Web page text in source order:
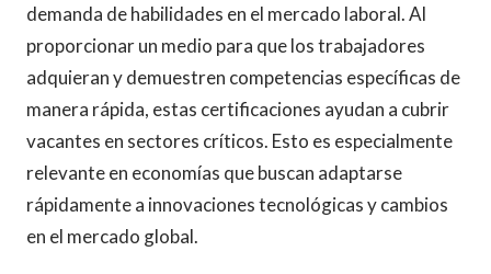
demanda de habilidades en el mercado laboral. Al
proporcionar un medio para que los trabajadores
adquieran y demuestren competencias específicas de
manera rápida, estas certificaciones ayudan a cubrir
vacantes en sectores críticos. Esto es especialmente
relevante en economías que buscan adaptarse
rápidamente a innovaciones tecnológicas y cambios
en el mercado global.